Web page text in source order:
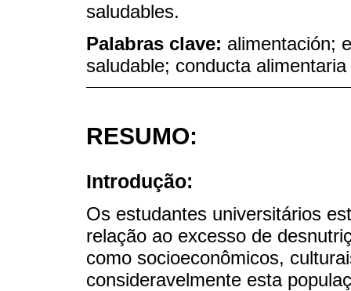
saludables.
Palabras clave: alimentación;
saludable; conducta alimentaria
RESUMO:
Introdução:
Os estudantes universitários
relação ao excesso de
como socioeconômicos,
consideravelmente esta